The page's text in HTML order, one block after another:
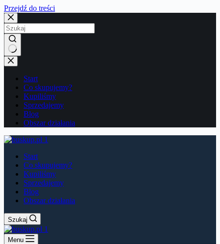
Przejdź do treści
Brak
wyników
Start
Co skupujemy?
Kupiliśmy
Sprzedajemy
Blog
Obszar działania
Start
Co skupujemy?
Kupiliśmy
Sprzedajemy
Blog
Obszar działania
Szukaj
Menu